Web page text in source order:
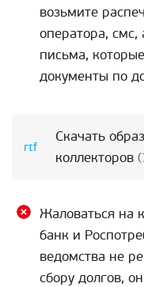
возьмите
оператора, смс,
письма,
документы по
Скачать
коллекторов
Жаловаться на
банк и
ведомства не
сбору долгов,